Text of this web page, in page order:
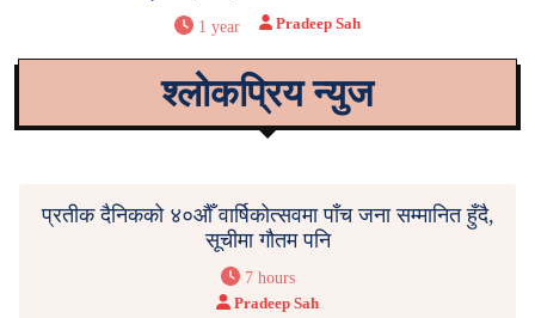
1 year Pradeep Sah
श्लोकप्रिय न्युज
प्रतीक दैनिकको ४०औँ वार्षिकोत्सवमा पाँच जना सम्मानित हुँदै,
सूचीमा गौतम पनि
7 hours
Pradeep Sah